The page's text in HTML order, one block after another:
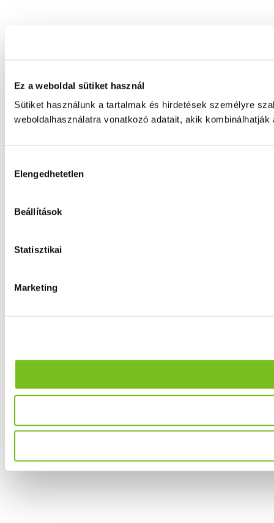
Ez a weboldal sütiket használ
Sütiket használunk a tartalmak és hirdetések személyre
weboldalhasználatra vonatkozó adatait, akik
kiválasztása
Elengedhetetlen
Beállítások
Statisztikai
Marketing